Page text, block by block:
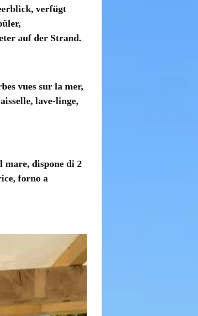
, verfügt
auf der Strand.
vues sur la mer,
, lave-linge,
mare, dispone di 2
, forno a